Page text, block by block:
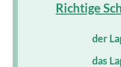
Richtige
der
das